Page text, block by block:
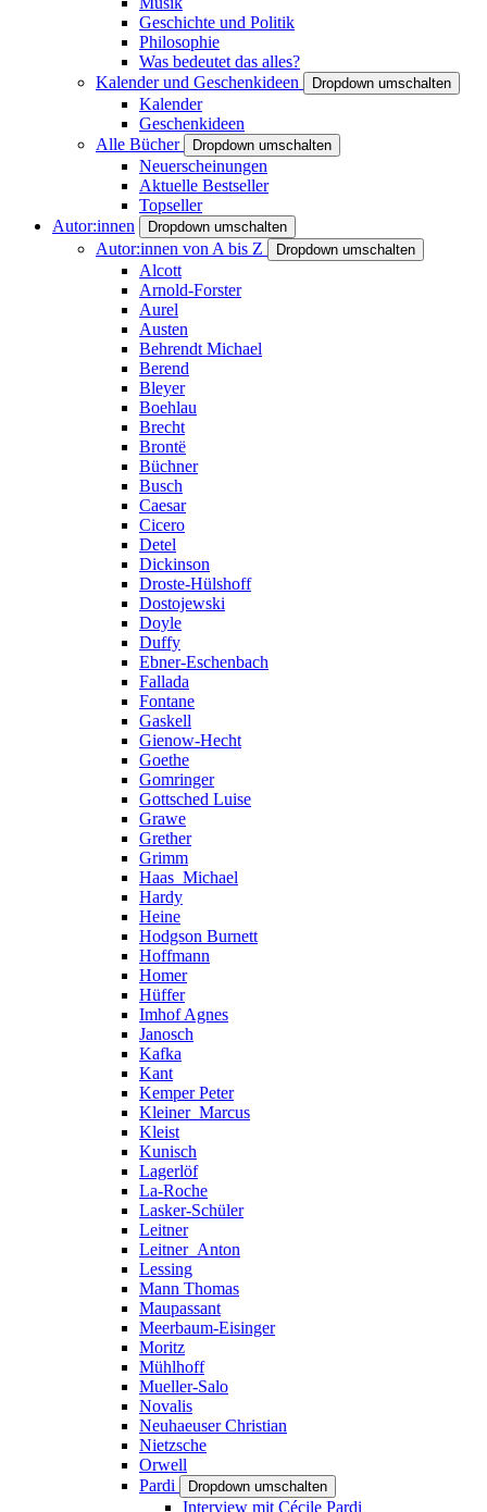
Geschichte und Politik
Philosophie
Was bedeutet das alles?
Kalender und Geschenkideen
Dropdown umschalten
Kalender
Geschenkideen
Alle Bücher
Dropdown umschalten
Neuerscheinungen
Aktuelle Bestseller
Topseller
Autor:innen
Dropdown umschalten
Autor:innen von A bis Z Dropdown umschalten
Alcott
Arnold-Forster
Aurel
Austen
Behrendt Michael
Berend
Bleyer
Boehlau
Brecht
Brontë
Büchner
Busch
Caesar
Cicero
Detel
Dickinson
Droste-Hülshoff
Dostojewski
Doyle
Duffy
Ebner-Eschenbach
Fallada
Fontane
Gaskell
Gienow-Hecht
Goethe
Gomringer
Gottsched Luise
Grawe
Grether
Grimm
Haas_Michael
Hardy
Heine
Hodgson Burnett
Hoffmann
Homer
Hüffer
Imhof Agnes
Janosch
Kafka
Kant
Kemper Peter
Kleiner_Marcus
Kleist
Kunisch
Lagerlöf
La-Roche
Lasker-Schüler
Leitner
Leitner_Anton
Lessing
Mann Thomas
Maupassant
Meerbaum-Eisinger
Moritz
Mühlhoff
Mueller-Salo
Novalis
Neuhaeuser Christian
Nietzsche
Orwell
Pardi
Dropdown umschalten
Interview mit Cécile Pardi